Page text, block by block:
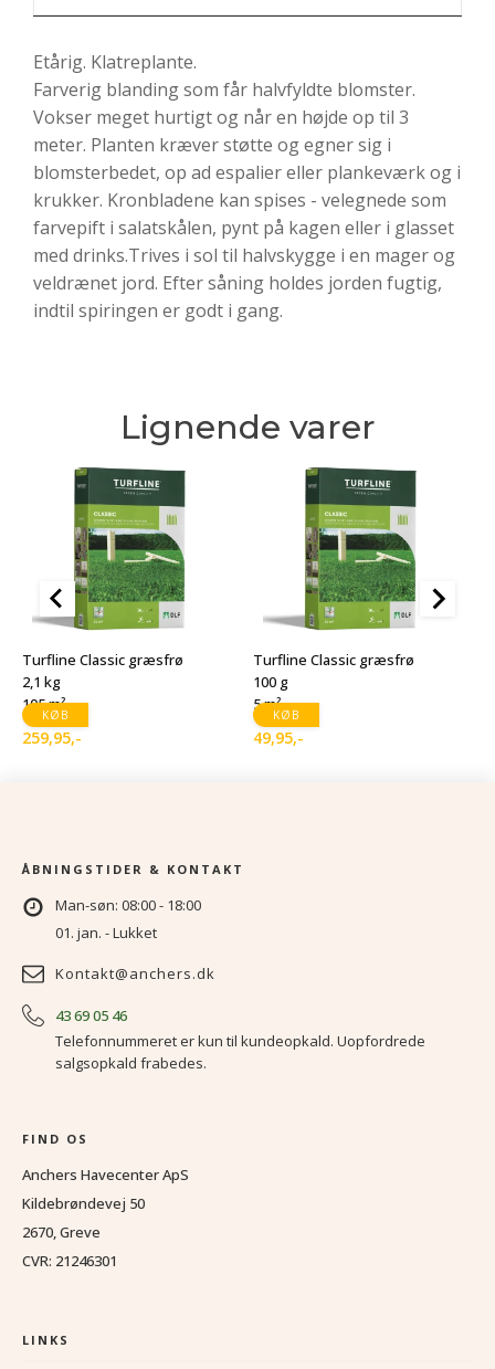
Etårig. Klatreplante.
Farverig blanding som får halvfyldte blomster.
Vokser meget hurtigt og når en højde op til 3
meter. Planten kræver støtte og egner sig i
blomsterbedet, op ad espalier eller plankeværk og i
krukker. Kronbladene kan spises - velegnede som
farvepift i salatskålen, pynt på kagen eller i glasset
med drinks.Trives i sol til halvskygge i en mager og
veldrænet jord. Efter såning holdes jorden fugtig,
indtil spiringen er godt i gang.
Lignende varer
KØB
Turfline Classic græsfrø
2,1 kg
105 m²
259,95,-
KØB
Turfline Classic græsfrø
100 g
5 m²
49,95,-
ÅBNINGSTIDER & KONTAKT
Man-søn: 08:00 - 18:00
01. jan. - Lukket
Kontakt@anchers.dk
43 69 05 46
Telefonnummeret er kun til kundeopkald. Uopfordrede
salgsopkald frabedes.
FIND OS
Anchers Havecenter ApS
Kildebrøndevej 50
2670, Greve
CVR: 21246301
LINKS